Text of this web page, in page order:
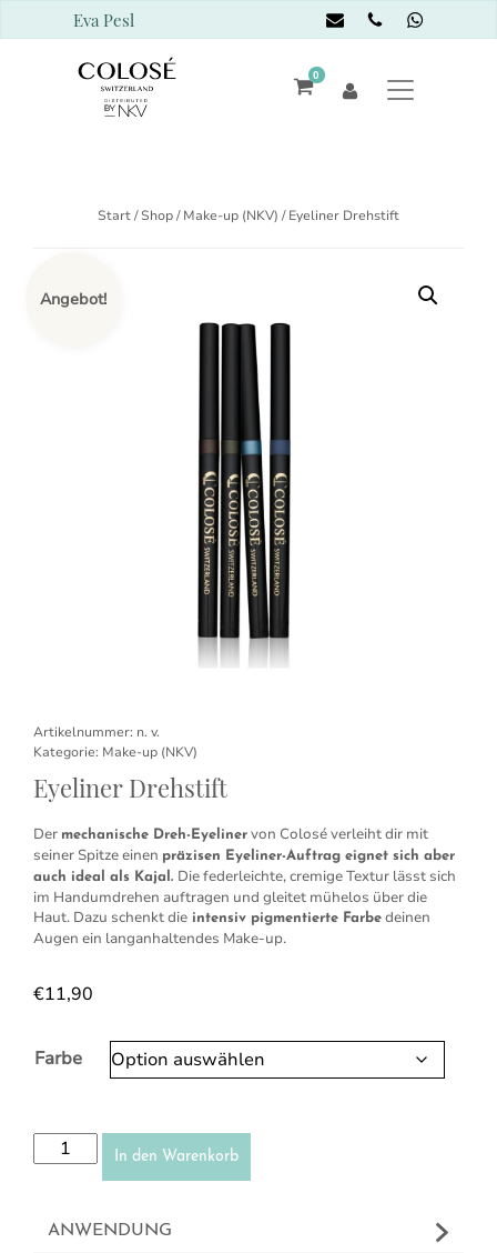
Eva Pesl
0
Start/Shop/Make-up (NKV) / Eyeliner Drehstift
Angebot!
Artikelnummer: n. v.
Kategorie: Make-up (NKV)
Eyeliner Drehstift
Der mechanische Dreh-Eyeliner von Colosé verleiht dir mit
seiner Spitze einen präzisen Eyeliner-Auftrag eignet sich aber
auch ideal als Kajal. Die federleichte, cremige Textur lässt sich
im Handumdrehen auftragen und gleitet mühelos über die
Haut. Dazu schenkt die intensiv pigmentierte Farbe deinen
Augen ein langanhaltendes Make-up.
€11,90
Farbe
Eyeliner Drehstift Menge
In den Warenkorb
ANWENDUNG